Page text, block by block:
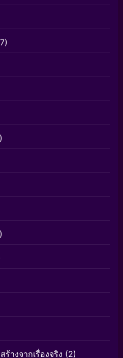
างจากเรื่องจริง (2)